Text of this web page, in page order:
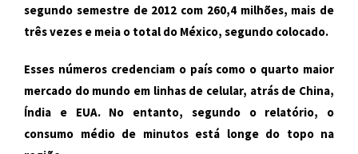
segundo semestre de 2012 com 260,4 milhões, mais de
três vezes e meia o total do México, segundo colocado.
Esses números credenciam o país como o quarto maior
mercado do mundo em linhas de celular, atrás de China,
Índia e EUA. No entanto, segundo o relatório, o
consumo médio de minutos está longe do topo na